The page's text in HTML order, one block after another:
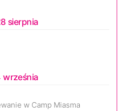
sierpnia
września
w Camp Miasma